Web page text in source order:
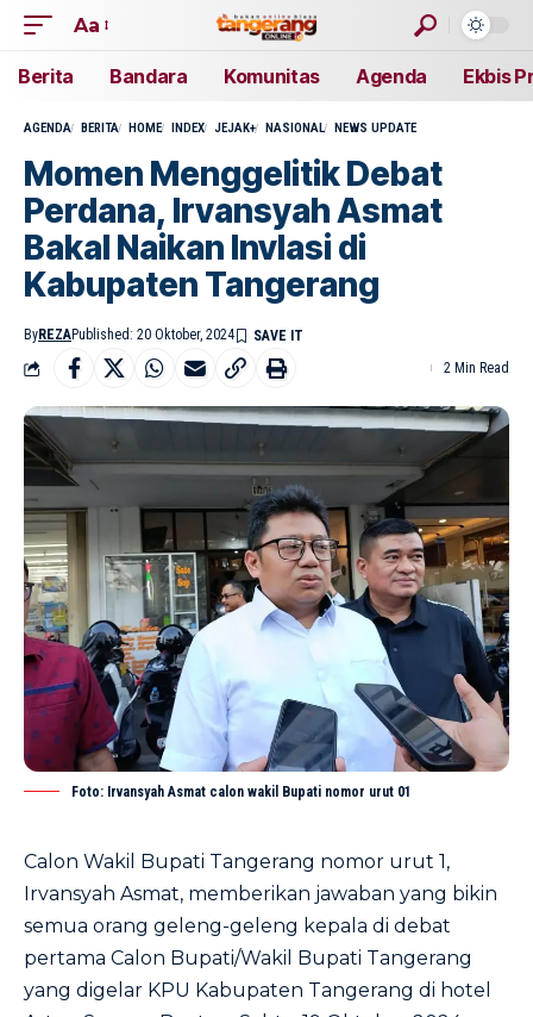
Aa
Berita Bandara Komunitas Agenda Ekbis
AGENDA BERITA HOME INDEX JEJAK+ NASIONAL NEWS UPDATE
Momen Menggelitik Debat
Perdana, Irvansyah Asmat
Bakal Naikan Invlasi di
Kabupaten Tangerang
ByREZAPublished: 20 Oktober, 2024
2 Min Read
Foto: Irvansyah Asmat calon wakil Bupati nomor urut 01
Calon Wakil Bupati Tangerang nomor urut 1,
Irvansyah Asmat, memberikan jawaban yang bikin
semua orang geleng-geleng kepala di debat
pertama Calon Bupati/Wakil Bupati Tangerang
yang digelar KPU Kabupaten Tangerang di hotel